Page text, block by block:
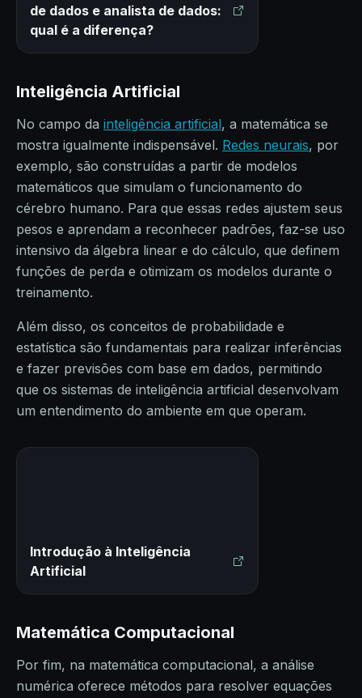
de dados e analista de dados:
qual é a diferença?
Inteligência Artificial
No campo da inteligência artificial, a matemática se
mostra igualmente indispensável. Redes neurais, por
exemplo, são construídas a partir de modelos
matemáticos que simulam o funcionamento do
cérebro humano. Para que essas redes ajustem seus
pesos e aprendam a reconhecer padrões, faz-se uso
intensivo da álgebra linear e do cálculo, que definem
funções de perda e otimizam os modelos durante o
treinamento.
Além disso, os conceitos de probabilidade e
estatística são fundamentais para realizar inferências
e fazer previsões com base em dados, permitindo
que os sistemas de inteligência artificial desenvolvam
um entendimento do ambiente em que operam.
Introdução à Inteligência
Artificial
Matemática Computacional
Por fim, na matemática computacional, a análise
numérica oferece métodos para resolver equações